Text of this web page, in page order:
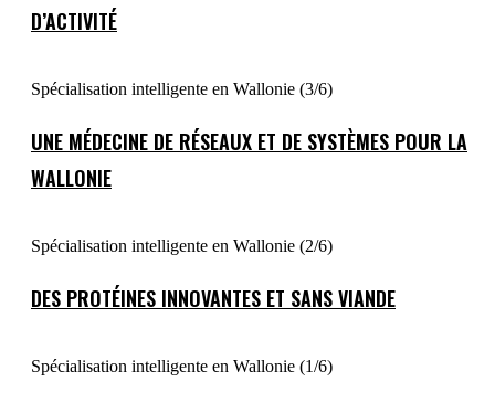
D’ACTIVITÉ
Spécialisation intelligente en Wallonie (3/6)
UNE MÉDECINE DE RÉSEAUX ET DE SYSTÈMES POUR LA
WALLONIE
Spécialisation intelligente en Wallonie (2/6)
DES PROTÉINES INNOVANTES ET SANS VIANDE
Spécialisation intelligente en Wallonie (1/6)